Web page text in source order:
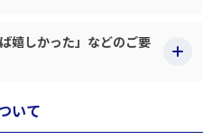
嬉しかった」などのご要
いて